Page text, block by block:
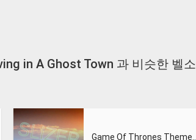
in A Ghost Town 과 비슷한 벨소